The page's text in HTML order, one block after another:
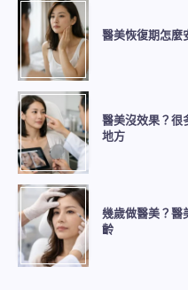
醫美恢復期怎麼
醫美沒效果？很
地方
幾歲做醫美？醫
齡